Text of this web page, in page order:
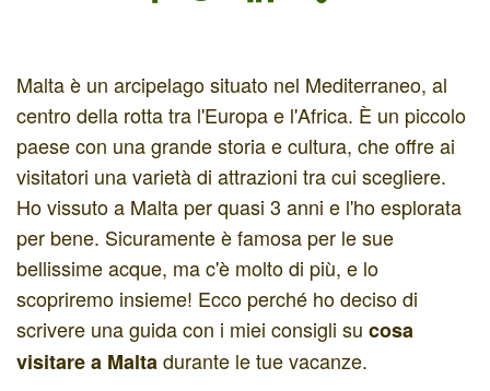
Malta è un arcipelago situato nel Mediterraneo, al
centro della rotta tra l'Europa e l'Africa. È un piccolo
paese con una grande storia e cultura, che offre ai
visitatori una varietà di attrazioni tra cui scegliere.
Ho vissuto a Malta per quasi 3 anni e l'ho esplorata
per bene. Sicuramente è famosa per le sue
bellissime acque, ma c'è molto di più, e lo
scopriremo insieme! Ecco perché ho deciso di
scrivere una guida con i miei consigli su cosa
visitare a Maltadurante le tue vacanze.